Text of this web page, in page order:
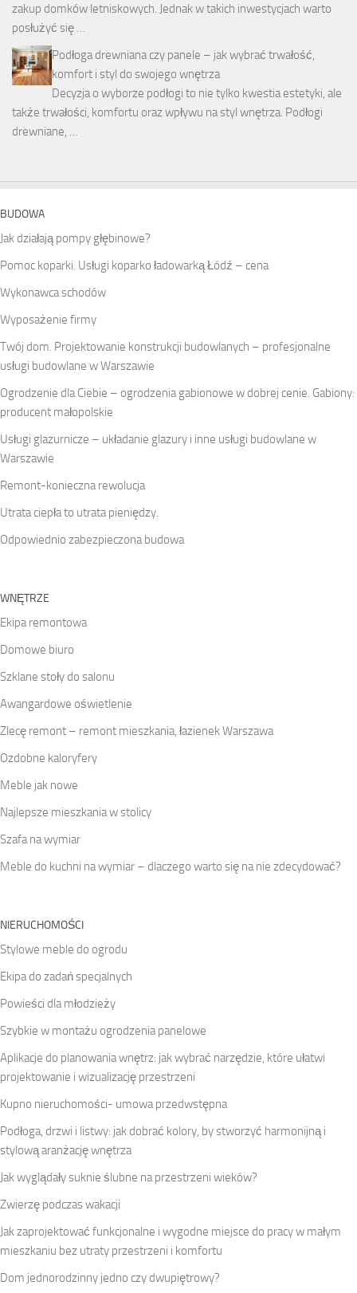
zakup domków letniskowych. Jednak w takich inwestycjach warto
posłużyć się …
Podłoga drewniana czy panele – jak wybrać trwałość,
komfort i styl do swojego wnętrza
Decyzja o wyborze podłogi to nie tylko kwestia estetyki, ale
także trwałości, komfortu oraz wpływu na styl wnętrza. Podłogi
drewniane, …
BUDOWA
Jak działają pompy głębinowe?
Pomoc koparki. Usługi koparko ładowarką Łódź – cena
Wykonawca schodów
Wyposażenie firmy
Twój dom. Projektowanie konstrukcji budowlanych – profesjonalne
usługi budowlane w Warszawie
Ogrodzenie dla Ciebie – ogrodzenia gabionowe w dobrej cenie. Gabiony:
producent małopolskie
Usługi glazurnicze – układanie glazury i inne usługi budowlane w
Warszawie
Remont-konieczna rewolucja
Utrata ciepła to utrata pieniędzy.
Odpowiednio zabezpieczona budowa
WNĘTRZE
Ekipa remontowa
Domowe biuro
Szklane stoły do salonu
Awangardowe oświetlenie
Zlecę remont – remont mieszkania, łazienek Warszawa
Ozdobne kaloryfery
Meble jak nowe
Najlepsze mieszkania w stolicy
Szafa na wymiar
Meble do kuchni na wymiar – dlaczego warto się na nie zdecydować?
NIERUCHOMOŚCI
Stylowe meble do ogrodu
Ekipa do zadań specjalnych
Powieści dla młodzieży
Szybkie w montażu ogrodzenia panelowe
Aplikacje do planowania wnętrz: jak wybrać narzędzie, które ułatwi
projektowanie i wizualizację przestrzeni
Kupno nieruchomości- umowa przedwstępna
Podłoga, drzwi i listwy: jak dobrać kolory, by stworzyć harmonijną i
stylową aranżację wnętrza
Jak wyglądały suknie ślubne na przestrzeni wieków?
Zwierzę podczas wakacji
Jak zaprojektować funkcjonalne i wygodne miejsce do pracy w małym
mieszkaniu bez utraty przestrzeni i komfortu
Dom jednorodzinny jedno czy dwupiętrowy?